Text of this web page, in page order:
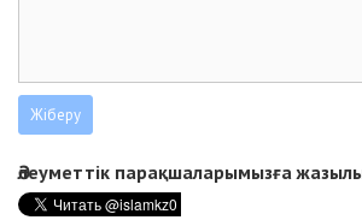
Әлеуметтік парақшаларымызға